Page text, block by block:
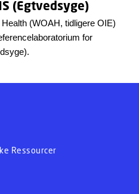
(Egtvedsyge)
(WOAH, tidligere OIE)
for
Ressourcer